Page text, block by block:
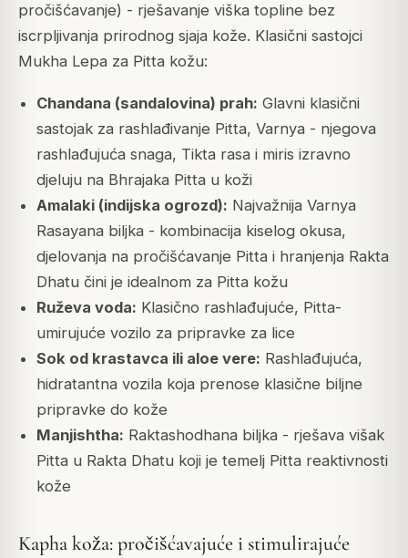
pročišćavanje) - rješavanje viška topline bez
iscrpljivanja prirodnog sjaja kože. Klasični sastojci
Mukha Lepa za Pitta kožu:
Chandana (sandalovina) prah: Glavni klasični
sastojak za rashlađivanje Pitta, Varnya - njegova
rashlađujuća snaga, Tikta rasa i miris izravno
djeluju na Bhrajaka Pitta u koži
Amalaki (indijska ogrozd): Najvažnija Varnya
Rasayana biljka - kombinacija kiselog okusa,
djelovanja na pročišćavanje Pitta i hranjenja Rakta
Dhatu čini je idealnom za Pitta kožu
Ruževa voda: Klasično rashlađujuće, Pitta-
umirujuće vozilo za pripravke za lice
Sok od krastavca ili aloe vere: Rashlađujuća,
hidratantna vozila koja prenose klasične biljne
pripravke do kože
Manjishtha: Raktashodhana biljka - rješava višak
Pitta u Rakta Dhatu koji je temelj Pitta reaktivnosti
kože
Kapha koža: pročišćavajuće i stimulirajuće